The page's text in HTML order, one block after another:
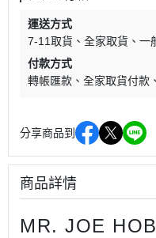
運送方式
7-11取貨
全家取貨
一
付款方式
轉帳匯款
全家取貨付款
分享商品到
商品詳情
MR. JOE